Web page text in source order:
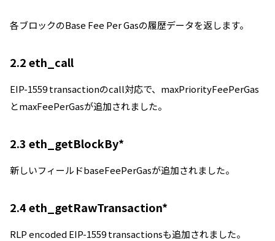
各ブロックのBase Fee Per Gasの履歴データを返します。
2.2 eth_call
EIP-1559 transactionのcall対応で、maxPriorityFeePerGas
とmaxFeePerGasが追加されました。
2.3 eth_getBlockBy*
新しいフィールドbaseFeePerGasが追加されました。
2.4 eth_getRawTransaction*
RLP encoded EIP-1559 transactionsも追加されました。